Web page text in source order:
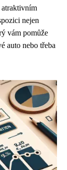
atraktivním
nejen
vám pomůže
auto nebo třeba